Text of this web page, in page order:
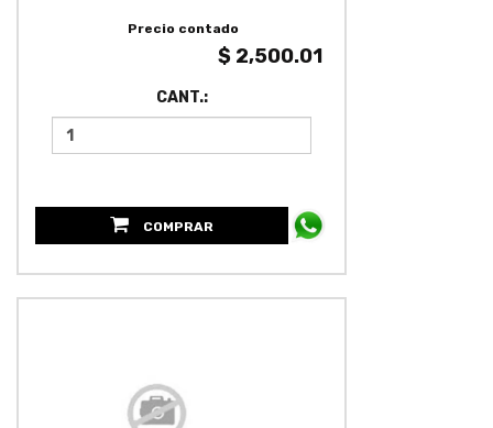
Precio contado
$ 2,500.01
CANT.:
COMPRAR